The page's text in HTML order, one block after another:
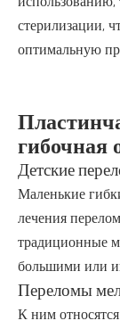
стерилизации,
оптимальную
гибочная
Детские
Маленькие
лечения
традиционные
большими или
Переломы
К ним